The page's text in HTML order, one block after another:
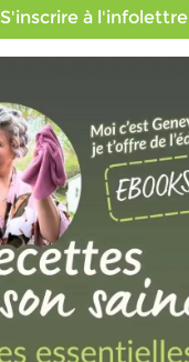
S'inscrire à l'infolettre